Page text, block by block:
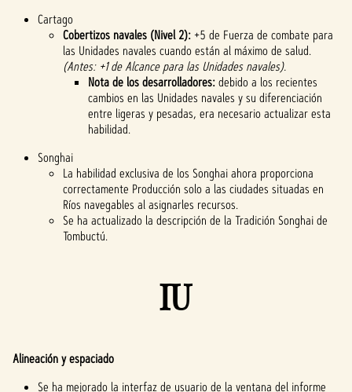
Cartago
Cobertizos navales (Nivel 2):+5 de Fuerza de combate para
las Unidades navales cuando están al máximo de salud.
(Antes: +1 de Alcance para las Unidades navales).
Nota de los desarrolladores:debido a los recientes
cambios en las Unidades navales y su diferenciación
entre ligeras y pesadas, era necesario actualizar esta
habilidad.
Songhai
La habilidad exclusiva de los Songhai ahora proporciona
correctamente Producción solo a las ciudades situadas en
Ríos navegables al asignarles recursos.
Se ha actualizado la descripción de la Tradición Songhai de
Tombuctú.
IU
Alineación y espaciado
Se ha mejorado la interfaz de usuario de la ventana del informe